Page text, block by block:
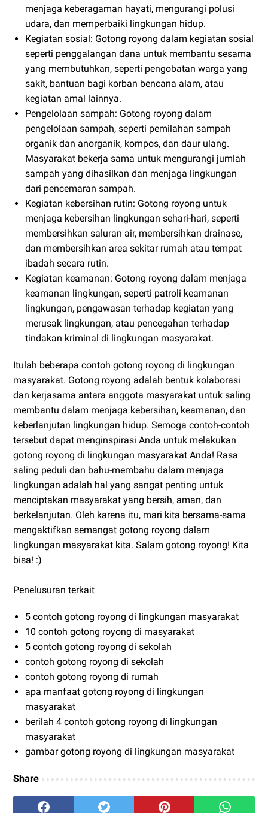
menjaga keberagaman hayati, mengurangi polusi
udara, dan memperbaiki lingkungan hidup.
Kegiatan sosial: Gotong royong dalam kegiatan sosial
seperti penggalangan dana untuk membantu sesama
yang membutuhkan, seperti pengobatan warga yang
sakit, bantuan bagi korban bencana alam, atau
kegiatan amal lainnya.
Pengelolaan sampah: Gotong royong dalam
pengelolaan sampah, seperti pemilahan sampah
organik dan anorganik, kompos, dan daur ulang.
Masyarakat bekerja sama untuk mengurangi jumlah
sampah yang dihasilkan dan menjaga lingkungan
dari pencemaran sampah.
Kegiatan kebersihan rutin: Gotong royong untuk
menjaga kebersihan lingkungan sehari-hari, seperti
membersihkan saluran air, membersihkan drainase,
dan membersihkan area sekitar rumah atau tempat
ibadah secara rutin.
Kegiatan keamanan: Gotong royong dalam menjaga
keamanan lingkungan, seperti patroli keamanan
lingkungan, pengawasan terhadap kegiatan yang
merusak lingkungan, atau pencegahan terhadap
tindakan kriminal di lingkungan masyarakat.
Itulah beberapa contoh gotong royong di lingkungan
masyarakat. Gotong royong adalah bentuk kolaborasi
dan kerjasama antara anggota masyarakat untuk saling
membantu dalam menjaga kebersihan, keamanan, dan
keberlanjutan lingkungan hidup. Semoga contoh-contoh
tersebut dapat menginspirasi Anda untuk melakukan
gotong royong di lingkungan masyarakat Anda! Rasa
saling peduli dan bahu-membahu dalam menjaga
lingkungan adalah hal yang sangat penting untuk
menciptakan masyarakat yang bersih, aman, dan
berkelanjutan. Oleh karena itu, mari kita bersama-sama
mengaktifkan semangat gotong royong dalam
lingkungan masyarakat kita. Salam gotong royong! Kita
bisa! :)
Penelusuran terkait
5 contoh gotong royong di lingkungan masyarakat
10 contoh gotong royong di masyarakat
5 contoh gotong royong di sekolah
contoh gotong royong di sekolah
contoh gotong royong di rumah
apa manfaat gotong royong di lingkungan
masyarakat
berilah 4 contoh gotong royong di lingkungan
masyarakat
gambar gotong royong di lingkungan masyarakat
Share